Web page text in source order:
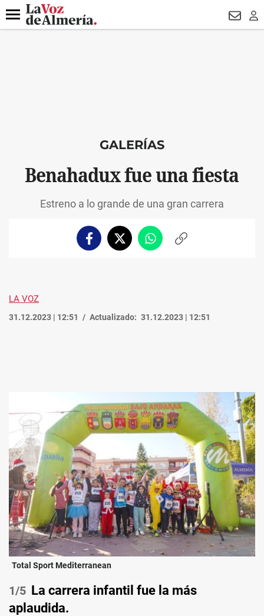
DESTACADO
Menú
GALERÍAS
Benahadux fue una fiesta
Estreno a lo grande de una gran carrera
FacebookTwitterWhatsappCopiar
LA VOZ
31.12.2023 | 12:51 Actualizado: 31.12.2023 | 12:51
Total Sport Mediterranean
/5 La carrera infantil fue la más
aplaudida.